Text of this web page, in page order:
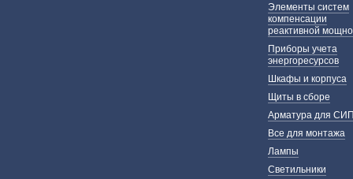
Элементы систем
компенсации
реактивной
Приборы учета
энергоресурсов
Шкафы и корпуса
Щиты в сборе
Арматура для
Все для монтажа
Лампы
Светильники